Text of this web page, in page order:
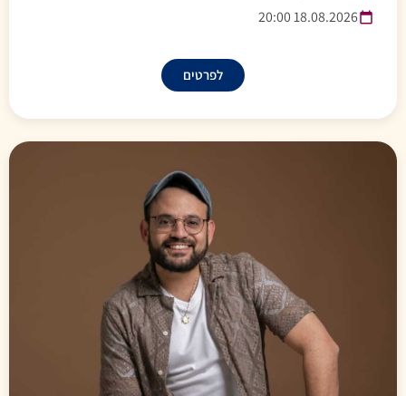
18.08.2026 20:00
לפרטים